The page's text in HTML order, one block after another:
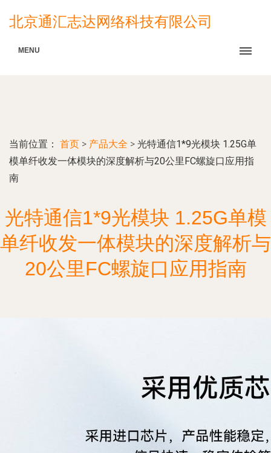
北京通汇志达网络科技有限公司
MENU
当前位置： 首页 > 产品大全 > 光特通信1*9光模块 1.25G单
模单纤收发一体模块的深度解析与20公里FC螺旋口应用指
南
光特通信1*9光模块 1.25G单模
单纤收发一体模块的深度解析与
20公里FC螺旋口应用指南